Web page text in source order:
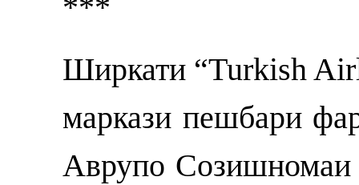
Ширкати “Turkish
маркази пешбари
Аврупо Созишномаи